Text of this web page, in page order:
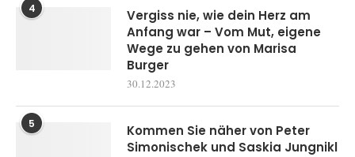
4
Vergiss nie, wie dein Herz am
Anfang war – Vom Mut, eigene
Wege zu gehen von Marisa
Burger
30.12.2023
5
Kommen Sie näher von Peter
Simonischek und Saskia Jungnikl